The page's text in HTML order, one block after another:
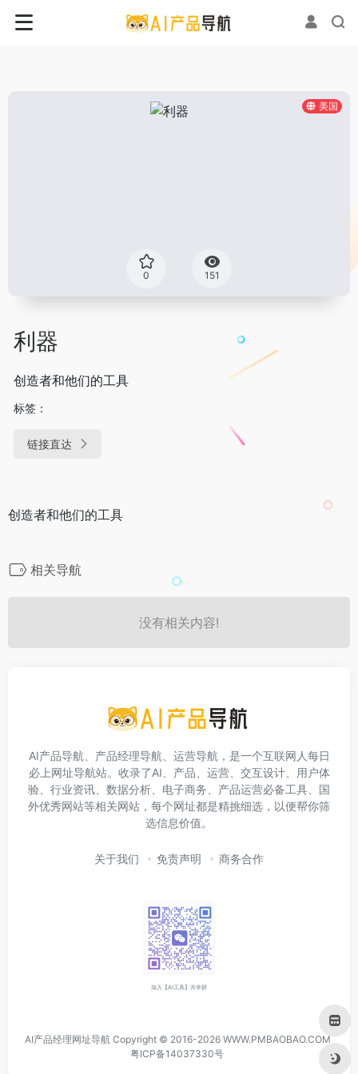
美国
0 151
利器
创造者和他们的工具
标签：
链接直达
创造者和他们的工具
相关导航
没有相关内容!
AI产品导航、产品经理导航、运营导航，是一个互联网人每日
必上网址导航站。收录了AI、产品、运营、交互设计、用户体
验、行业资讯、数据分析、电子商务、产品运营必备工具、国
外优秀网站等相关网站，每个网址都是精挑细选，以便帮你筛
选信息价值。
关于我们 免责声明 商务合作
加入【AI工具】共学群
AI产品经理网址导航 Copyright © 2016-2026 WWW.PMBAOBAO.COM
粤ICP备14037330号